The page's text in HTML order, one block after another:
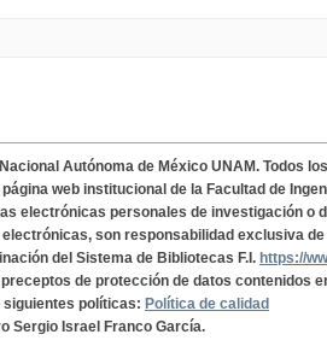
Autónoma de México UNAM. Todos
web institucional de la Facultad de
electrónicas personales de investigación o
electrónicas, son responsabilidad exclusiva
del Sistema de Bibliotecas F.I. https://
de protección de datos contenidos
siguientes políticas: Política de calidad
Sergio Israel Franco García.